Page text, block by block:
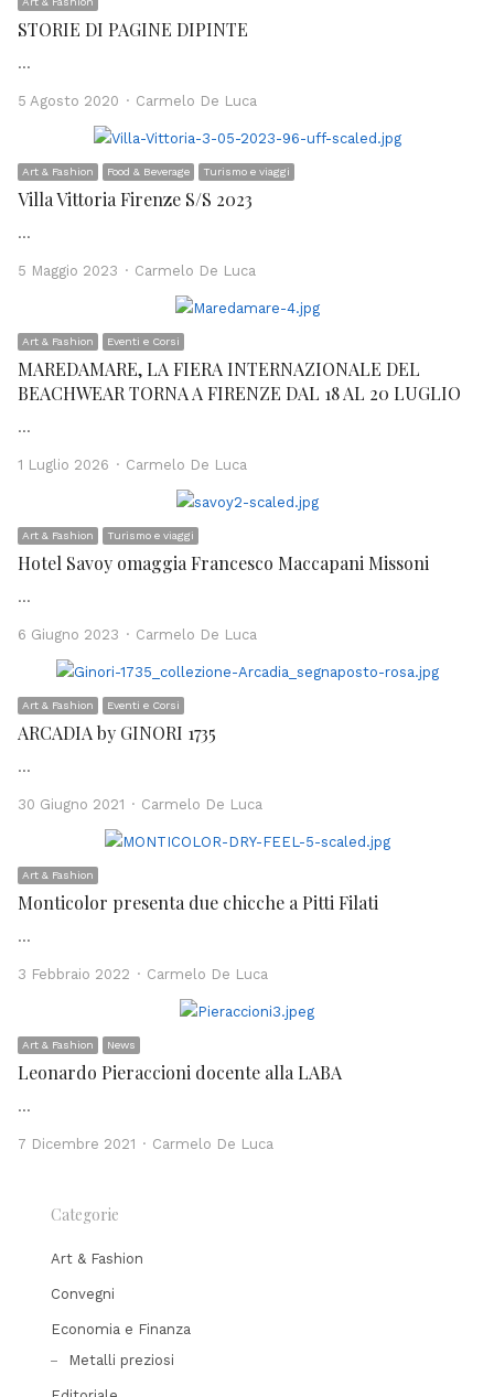
STORIE DI PAGINE DIPINTE
…
5 Agosto 2020 Author
Carmelo De Luca
Art & Fashion Food & Beverage Turismo e viaggi
Villa Vittoria Firenze S/S 2023
…
5 Maggio 2023 Author
Carmelo De Luca
Art & Fashion Eventi e Corsi
MAREDAMARE, LA FIERA INTERNAZIONALE DEL
BEACHWEAR TORNA A FIRENZE DAL 18 AL 20 LUGLIO
…
1 Luglio 2026 Author
Carmelo De Luca
Art & Fashion Turismo e viaggi
Hotel Savoy omaggia Francesco Maccapani Missoni
…
6 Giugno 2023 Author
Carmelo De Luca
Art & Fashion Eventi e Corsi
ARCADIA by GINORI 1735
…
30 Giugno 2021 Author
Carmelo De Luca
Art & Fashion
Monticolor presenta due chicche a Pitti Filati
…
3 Febbraio 2022 Author
Carmelo De Luca
Art & Fashion News
Leonardo Pieraccioni docente alla LABA
…
7 Dicembre 2021 Author
Carmelo De Luca
Categorie
Art & Fashion
Convegni
Economia e Finanza
Metalli preziosi